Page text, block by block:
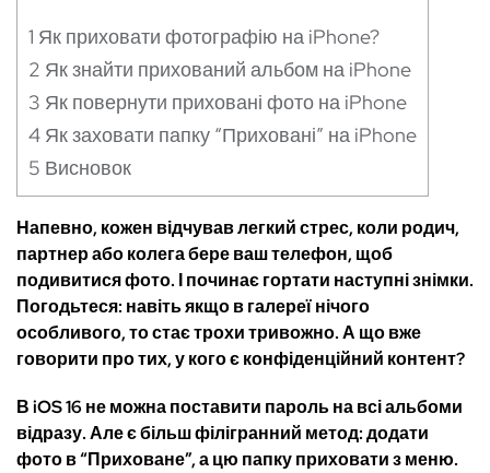
1 Як приховати фотографію на iPhone?
2 Як знайти прихований альбом на iPhone
3 Як повернути приховані фото на iPhone
4 Як заховати папку “Приховані” на iPhone
5 Висновок
Напевно, кожен відчував легкий стрес, коли родич,
партнер або колега бере ваш телефон, щоб
подивитися фото. І починає гортати наступні знімки.
Погодьтеся: навіть якщо в галереї нічого
особливого, то стає трохи тривожно. А що вже
говорити про тих, у кого є конфіденційний контент?
В iOS 16 не можна поставити пароль на всі альбоми
відразу. Але є більш філігранний метод: додати
фото в “Приховане”, а цю папку приховати з меню.